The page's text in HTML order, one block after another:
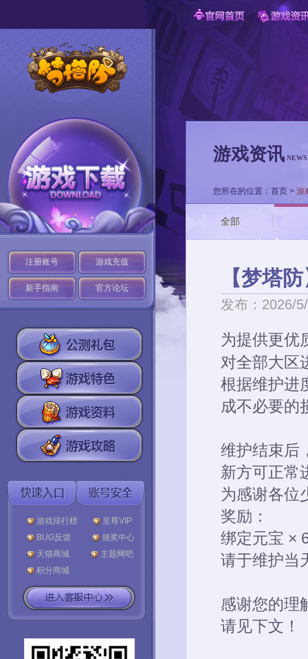
注册账号 游戏充值
新手指南 官方论坛
游戏排行榜
至尊VIP
BUG反馈
领奖中心
天猫商城
主题网吧
积分商城
游戏资讯 NEWS
您所在的位置： 首页 > 游
全部
【梦塔
发布：2026/
为提供更优
对全部大区
根据维护进
成不必要的
维护结束后
新方可正常
为感谢各位
奖励：
绑定元宝 ×
请于维护当
感谢您的理
请见下文！